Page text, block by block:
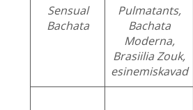
Sensual
Bachata
Pulmatants,
Bachata
Moderna,
Brasiilia Zouk,
esinemiskavad